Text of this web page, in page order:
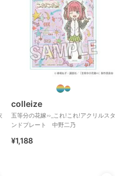
colleize
五等分の花嫁∽_これ!これ!アクリルスタ
ンドプレート 中野二乃
¥1,188